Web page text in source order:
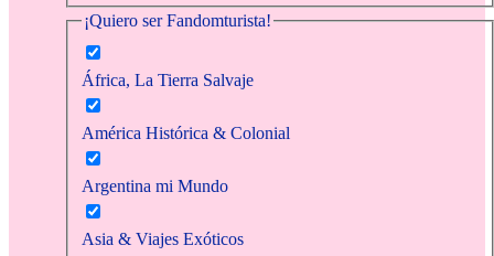
¡Quiero ser Fandomturista!
África, La Tierra Salvaje
América Histórica & Colonial
Argentina mi Mundo
Asia & Viajes Exóticos